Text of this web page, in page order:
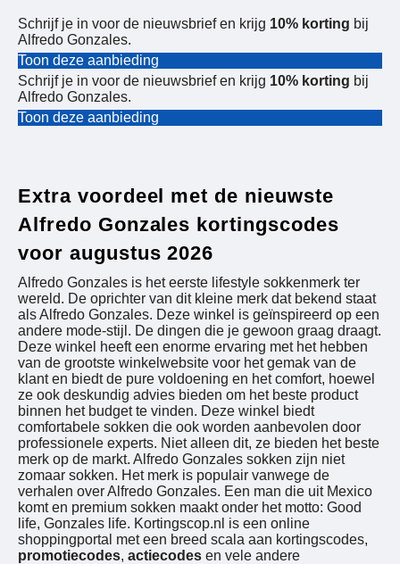
Schrijf je in voor de nieuwsbrief en krijg 10% korting bij
Alfredo Gonzales.
Toon deze aanbieding
Schrijf je in voor de nieuwsbrief en krijg 10% korting bij
Alfredo Gonzales.
Toon deze aanbieding
Extra voordeel met de nieuwste
Alfredo Gonzales kortingscodes
voor augustus 2026
Alfredo Gonzales is het eerste lifestyle sokkenmerk ter
wereld. De oprichter van dit kleine merk dat bekend staat
als Alfredo Gonzales. Deze winkel is geïnspireerd op een
andere mode-stijl. De dingen die je gewoon graag draagt.
Deze winkel heeft een enorme ervaring met het hebben
van de grootste winkelwebsite voor het gemak van de
klant en biedt de pure voldoening en het comfort, hoewel
ze ook deskundig advies bieden om het beste product
binnen het budget te vinden. Deze winkel biedt
comfortabele sokken die ook worden aanbevolen door
professionele experts. Niet alleen dit, ze bieden het beste
merk op de markt. Alfredo Gonzales sokken zijn niet
zomaar sokken. Het merk is populair vanwege de
verhalen over Alfredo Gonzales. Een man die uit Mexico
komt en premium sokken maakt onder het motto: Good
life, Gonzales life. Kortingscop.nl is een online
shoppingportal met een breed scala aan kortingscodes,
promotiecodes, actiecodes en vele andere